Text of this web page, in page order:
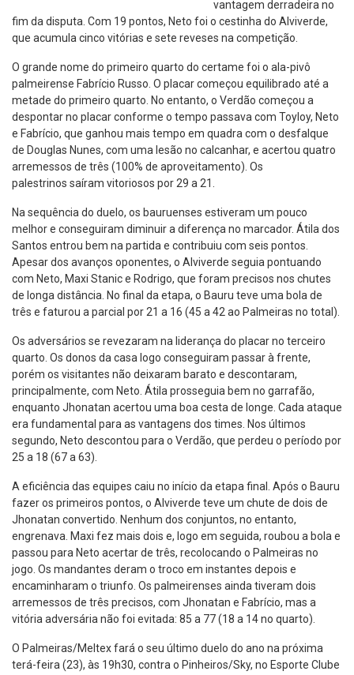
vantagem derradeira no
fim da disputa. Com 19 pontos, Neto foi o cestinha do Alviverde,
que acumula cinco vitórias e sete reveses na competição.
O grande nome do primeiro quarto do certame foi o ala-pivô
palmeirense Fabrício Russo. O placar começou equilibrado até a
metade do primeiro quarto. No entanto, o Verdão começou a
despontar no placar conforme o tempo passava com Toyloy, Neto
e Fabrício, que ganhou mais tempo em quadra com o desfalque
de Douglas Nunes, com uma lesão no calcanhar, e acertou quatro
arremessos de três (100% de aproveitamento). Os
palestrinos saíram vitoriosos por 29 a 21.
Na sequência do duelo, os bauruenses estiveram um pouco
melhor e conseguiram diminuir a diferença no marcador. Átila dos
Santos entrou bem na partida e contribuiu com seis pontos.
Apesar dos avanços oponentes, o Alviverde seguia pontuando
com Neto, Maxi Stanic e Rodrigo, que foram precisos nos chutes
de longa distância. No final da etapa, o Bauru teve uma bola de
três e faturou a parcial por 21 a 16 (45 a 42 ao Palmeiras no total).
Os adversários se revezaram na liderança do placar no terceiro
quarto. Os donos da casa logo conseguiram passar à frente,
porém os visitantes não deixaram barato e descontaram,
principalmente, com Neto. Átila prosseguia bem no garrafão,
enquanto Jhonatan acertou uma boa cesta de longe. Cada ataque
era fundamental para as vantagens dos times. Nos últimos
segundo, Neto descontou para o Verdão, que perdeu o período por
25 a 18 (67 a 63).
A eficiência das equipes caiu no início da etapa final. Após o Bauru
fazer os primeiros pontos, o Alviverde teve um chute de dois de
Jhonatan convertido. Nenhum dos conjuntos, no entanto,
engrenava. Maxi fez mais dois e, logo em seguida, roubou a bola e
passou para Neto acertar de três, recolocando o Palmeiras no
jogo. Os mandantes deram o troco em instantes depois e
encaminharam o triunfo. Os palmeirenses ainda tiveram dois
arremessos de três precisos, com Jhonatan e Fabrício, mas a
vitória adversária não foi evitada: 85 a 77 (18 a 14 no quarto).
O Palmeiras/Meltex fará o seu último duelo do ano na próxima
terá-feira (23), às 19h30, contra o Pinheiros/Sky, no Esporte Clube